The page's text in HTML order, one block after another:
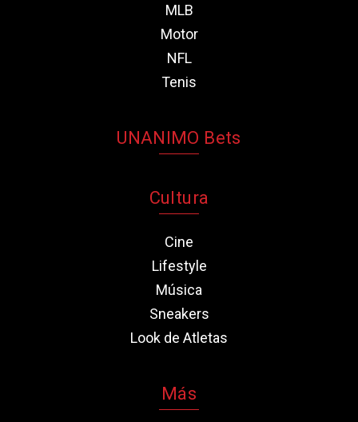
MLB
Motor
NFL
Tenis
UNANIMO Bets
Cultura
Cine
Lifestyle
Música
Sneakers
Look de Atletas
Más